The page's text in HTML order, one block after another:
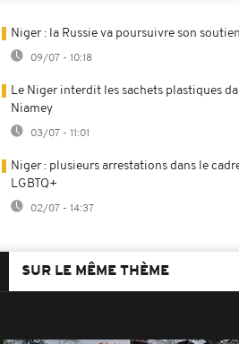
Niger : la Russie va poursuivre son
09/07 - 10:18
Le Niger interdit les sachets plastiques
Niamey
03/07 - 11:01
Niger : plusieurs arrestations dans le
LGBTQ+
02/07 - 14:37
SUR LE MÊME THÈME